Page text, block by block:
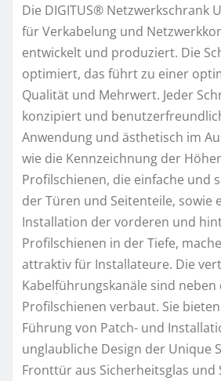
Die DIGITUS® Netzwerkschrank
für Verkabelung und
entwickelt und produziert. Die
optimiert, das führt zu einer
Qualität und Mehrwert. Jeder
konzipiert und
Anwendung und ästhetisch im
wie die Kennzeichnung der
Profilschienen, die einfache und
der Türen und Seitenteile, sowie
Installation der vorderen und
Profilschienen in der Tiefe,
attraktiv für Installateure. Die
Kabelführungskanäle sind
Profilschienen verbaut. Sie
Führung von Patch- und
unglaubliche Design der Unique
Fronttür aus Sicherheitsglas und